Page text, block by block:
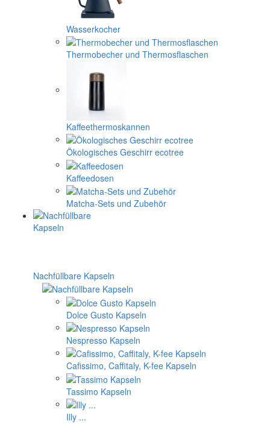
Wasserkocher
Thermobecher und Thermosflaschen
Kaffeethermoskannen
Ökologisches Geschirr ecotree
Kaffeedosen
Matcha-Sets und Zubehör
Nachfüllbare Kapseln
Dolce Gusto Kapseln
Nespresso Kapseln
Cafissimo, Caffitaly, K-fee Kapseln
Tassimo Kapseln
Illy ...